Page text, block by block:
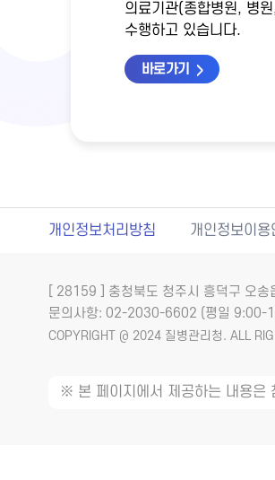
의료기관(종합병원, 병
수행하고 있습니다.
바로가기
개인정보처리방침 개인정보이용
[ 28159 ] 충청북도 청주시 흥덕구 오
문의사항: 02-2030-6602 (평일 9:00-
COPYRIGHT @ 2024 질병관리청. ALL
※ 본 페이지에서 제공하는 내용은